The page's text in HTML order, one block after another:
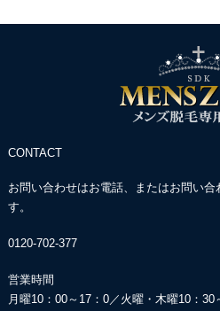
CONTACT
お問い合わせはお電話、またはお問い
す。
0120-702-377
営業時間
月曜10：00～17：0／火曜・木曜10：30